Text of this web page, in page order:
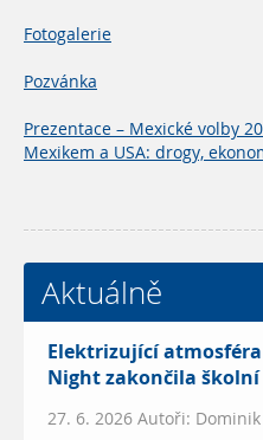
Fotogalerie
Pozvánka
Prezentace – Mexické volby
Mexikem a USA: drogy,
Aktuálně
Elektrizující
Night zakončila
27. 6. 2026 Autoři: